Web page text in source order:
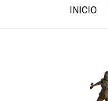
INICIO